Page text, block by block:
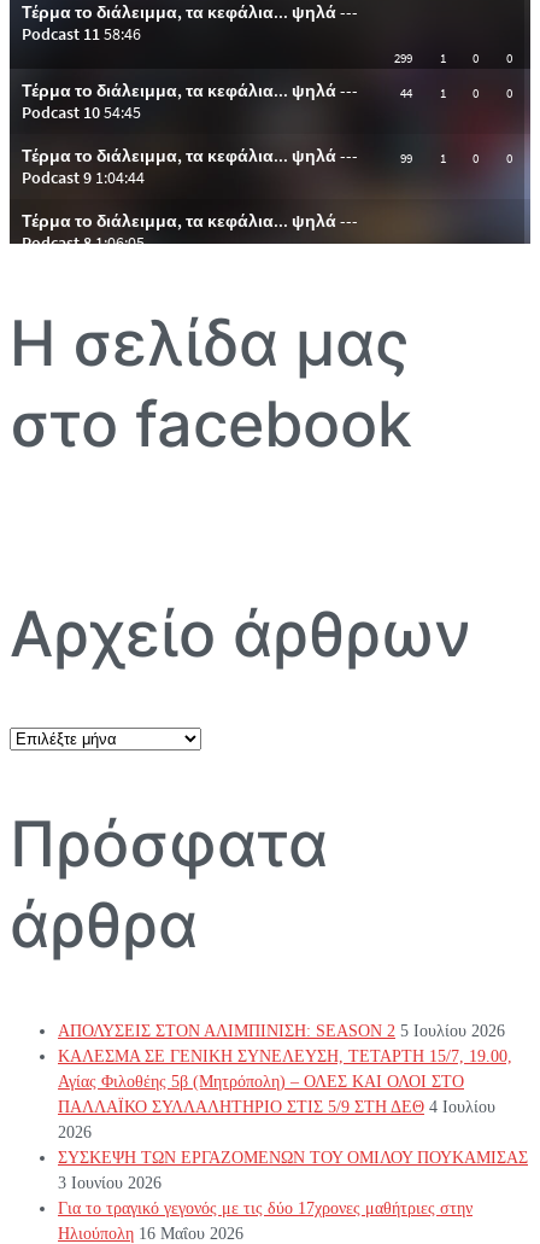
Η σελίδα μας
στο facebook
Αρχείο άρθρων
Αρχείο
Πρόσφατα
άρθρα
ΑΠΟΛΥΣΕΙΣ ΣΤΟΝ ΑΛΙΜΠΙΝΙΣΗ: SEASON 2 5 Ιουλίου 2026
ΚΑΛΕΣΜΑ ΣΕ ΓΕΝΙΚΗ ΣΥΝΕΛΕΥΣΗ, ΤΕΤΑΡΤΗ 15/7, 19.00,
Αγίας Φιλοθέης 5β (Μητρόπολη) – ΟΛΕΣ ΚΑΙ ΟΛΟΙ ΣΤΟ
ΠΑΛΛΑΪΚΟ ΣΥΛΛΑΛΗΤΗΡΙΟ ΣΤΙΣ 5/9 ΣΤΗ ΔΕΘ 4 Ιουλίου
2026
ΣΥΣΚΕΨΗ ΤΩΝ ΕΡΓΑΖΟΜΕΝΩΝ ΤΟΥ ΟΜΙΛΟΥ ΠΟΥΚΑΜΙΣΑΣ
3 Ιουνίου 2026
Για το τραγικό γεγονός με τις δύο 17χρονες μαθήτριες στην
Ηλιούπολη 16 Μαΐου 2026